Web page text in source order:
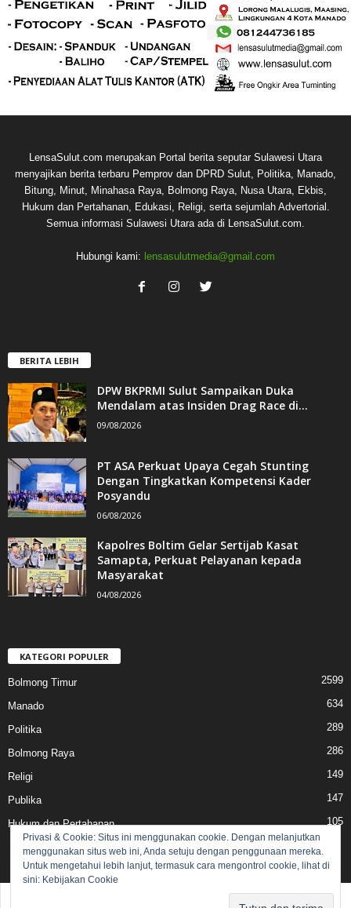
LensaSulut.com merupakan Portal berita seputar Sulawesi Utara
menyajikan berita terbaru Pemprov dan DPRD Sulut, Politika, Manado,
Bitung, Minut, Minahasa Raya, Bolmong Raya, Nusa Utara, Ekbis,
Hukum dan Pertahanan, Edukasi, Religi, serta sejumlah Advertorial.
Semua informasi Sulawesi Utara ada di LensaSulut.com.
Hubungi kami: lensasulutmedia@gmail.com
BERITA LEBIH
DPW BKPRMI Sulut Sampaikan Duka
Mendalam atas Insiden Drag Race di...
09/08/2026
PT ASA Perkuat Upaya Cegah Stunting
Dengan Tingkatkan Kompetensi Kader
Posyandu
06/08/2026
Kapolres Boltim Gelar Sertijab Kasat
Samapta, Perkuat Pelayanan kepada
Masyarakat
04/08/2026
KATEGORI POPULER
Bolmong Timur 2599
Manado 634
Politika 289
Bolmong Raya 286
Religi 149
Publika 147
Hukum dan Pertahanan 105
Privasi & Cookie: Situs ini menggunakan cookie. Dengan melanjutkan
menggunakan situs web ini, Anda setuju dengan penggunaan mereka.
Untuk mengetahui lebih lanjut, termasuk cara mengontrol cookie, lihat di
sini: Kebijakan Cookie